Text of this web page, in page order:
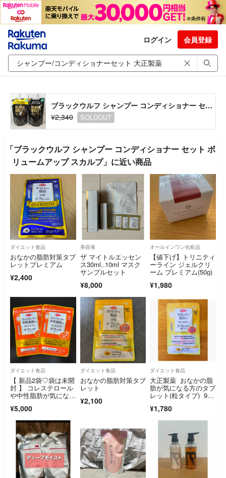
ログイン 会員登録
ブラックウルフ シャンプー コンディショナー セット ボリュームアップ スカルプ
¥2,340
SOLDOUT
「ブラックウルフ シャンプー コンディショナー セット ボ
リュームアップ スカルプ」に近い商品
ダイエット食品
おなかの脂肪対策タブ
レットプレミアム
¥2,400
美容液
ザ マイトルエッセン
ス30ml..10ml マスク
サンプルセット
¥8,000
オールインワン化粧品
【値下げ】トリニティ
ーライン ジェルクリ
ーム プレミアム(50g)
¥1,980
ダイエット食品
【 新品2袋♡袋は未開
封 】 コレステロール
や中性脂肪が気になる
¥5,000
ダイエット食品
おなかの脂肪対策タブ
レット
¥2,100
ダイエット食品
大正製薬 おなかの脂
肪が気になる方のタブ
レット(粒タイプ) 90
¥1,780